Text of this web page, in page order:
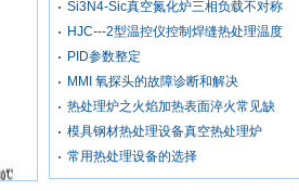
Si3N4-Sic真空氮化炉三相负载不对称
HJC---2型温控仪控制焊缝热处理温度
PID参数整定
MMI 氧探头的故障诊断和解决
热处理炉之火焰加热表面淬火常见缺
模具钢材热处理设备真空热处理炉
常用热处理设备的选择